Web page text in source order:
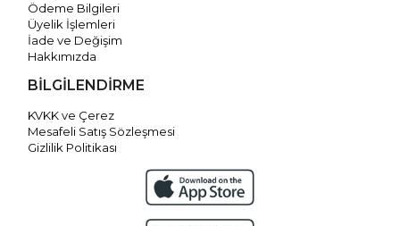
Ödeme Bilgileri
Üyelik İşlemleri
İade ve Değişim
Hakkımızda
BİLGİLENDİRME
KVKK ve Çerez
Mesafeli Satış Sözleşmesi
Gizlilik Politikası